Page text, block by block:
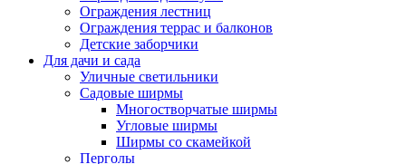
Ограждения лестниц
Ограждения террас и балконов
Детские заборчики
Для дачи и сада
Уличные светильники
Садовые ширмы
Многостворчатые ширмы
Угловые ширмы
Ширмы со скамейкой
Перголы